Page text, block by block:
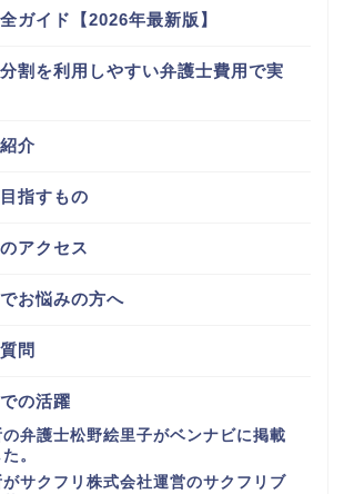
ガイド【2026年最新版】
割を利用しやすい弁護士費用で実
介
指すもの
アクセス
お悩みの方へ
問
の活躍
の弁護士松野絵里子がベンナビに掲載
。
がサクフリ株式会社運営のサクフリブ